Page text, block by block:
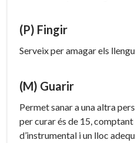
(P) Fingir
Serveix per amagar els
(M) Guarir
Permet sanar a una altra
per curar és de 15, comptant
d’instrumental i un lloc